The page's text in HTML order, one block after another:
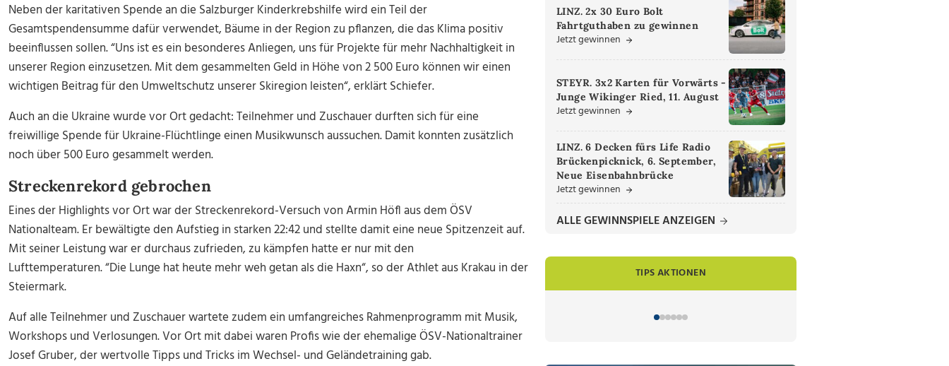
Neben der karitativen Spende an die Salzburger Kinderkrebshilfe wird ein Teil der
Gesamtspendensumme dafür verwendet, Bäume in der Region zu pflanzen, die das Klima positiv
beeinflussen sollen. “Uns ist es ein besonderes Anliegen, uns für Projekte für mehr Nachhaltigkeit in
unserer Region einzusetzen. Mit dem gesammelten Geld in Höhe von 2 500 Euro können wir einen
wichtigen Beitrag für den Umweltschutz unserer Skiregion leisten“, erklärt Schiefer.
Auch an die Ukraine wurde vor Ort gedacht: Teilnehmer und Zuschauer durften sich für eine
freiwillige Spende für Ukraine-Flüchtlinge einen Musikwunsch aussuchen. Damit konnten zusätzlich
noch über 500 Euro gesammelt werden.
Streckenrekord gebrochen
Eines der Highlights vor Ort war der Streckenrekord-Versuch von Armin Höfl aus dem ÖSV
Nationalteam. Er bewältigte den Aufstieg in starken 22:42 und stellte damit eine neue Spitzenzeit auf.
Mit seiner Leistung war er durchaus zufrieden, zu kämpfen hatte er nur mit den
Lufttemperaturen. “Die Lunge hat heute mehr weh getan als die Haxn“, so der Athlet aus Krakau in der
Steiermark.
Auf alle Teilnehmer und Zuschauer wartete zudem ein umfangreiches Rahmenprogramm mit Musik,
Workshops und Verlosungen. Vor Ort mit dabei waren Profis wie der ehemalige ÖSV-Nationaltrainer
Josef Gruber, der wertvolle Tipps und Tricks im Wechsel- und Geländetraining gab.
LINZ. 2x 30 Euro Bolt
Fahrtguthaben zu gewinnen
Jetzt gewinnen
STEYR. 3x2 Karten für Vorwärts -
Junge Wikinger Ried, 11. August
Jetzt gewinnen
LINZ. 6 Decken fürs Life Radio
Brückenpicknick, 6. September,
Neue Eisenbahnbrücke
Jetzt gewinnen
ALLE GEWINNSPIELE ANZEIGEN
TIPS AKTIONEN